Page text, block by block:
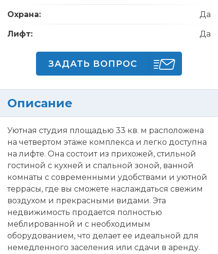
Охрана: Да
Лифт: Да
ЗАДАТЬ ВОПРОС
Описание
Уютная студия площадью 33 кв. м расположена
на четвертом этаже комплекса и легко доступна
на лифте. Она состоит из прихожей, стильной
гостиной с кухней и спальной зоной, ванной
комнаты с современными удобствами и уютной
террасы, где вы сможете наслаждаться свежим
воздухом и прекрасными видами. Эта
недвижимость продается полностью
меблированной и с необходимым
оборудованием, что делает ее идеальной для
немедленного заселения или сдачи в аренду.